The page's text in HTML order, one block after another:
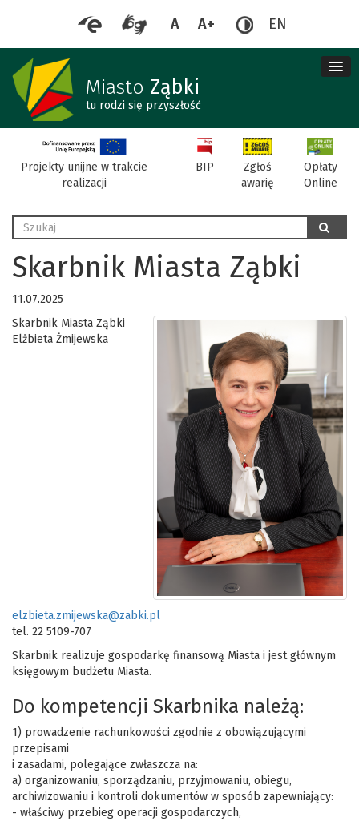
A A+ EN
Miasto Ząbki
tu rodzi się przyszłość
Projekty unijne w trakcie
realizacji
BIP
Zgłoś
awarię
Opłaty
Online
Wyszukaj szukaj
Skarbnik Miasta Ząbki
11.07.2025
Skarbnik Miasta Ząbki
Elżbieta Żmijewska
elzbieta.zmijewska@zabki.pl
tel. 22 5109-707
Skarbnik realizuje gospodarkę finansową Miasta i jest głównym
księgowym budżetu Miasta.
Do kompetencji Skarbnika należą:
1) prowadzenie rachunkowości zgodnie z obowiązującymi
przepisami
i zasadami, polegające zwłaszcza na:
a) organizowaniu, sporządzaniu, przyjmowaniu, obiegu,
archiwizowaniu i kontroli dokumentów w sposób zapewniający:
- właściwy przebieg operacji gospodarczych,